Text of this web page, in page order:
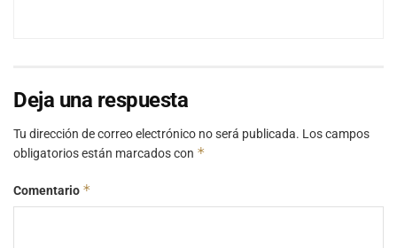
Deja una respuesta
Tu dirección de correo electrónico no será publicada. Los campos
obligatorios están marcados con *
Comentario *